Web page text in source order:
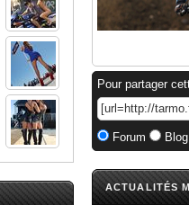
Pour partager
Forum
ACTUALITÉS